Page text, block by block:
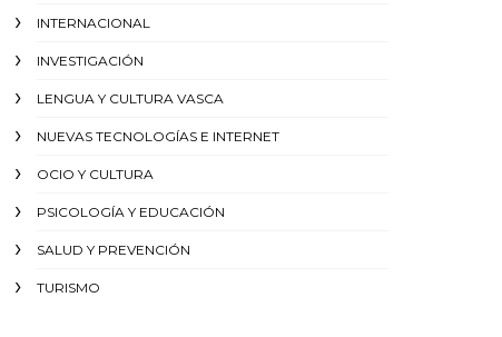
INTERNACIONAL
INVESTIGACIÓN
LENGUA Y CULTURA VASCA
NUEVAS TECNOLOGÍAS E INTERNET
OCIO Y CULTURA
PSICOLOGÍA Y EDUCACIÓN
SALUD Y PREVENCIÓN
TURISMO